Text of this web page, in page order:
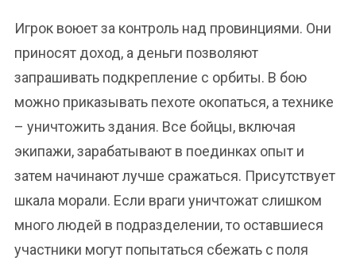
Игрок воюет за контроль над провинциями. Они
приносят доход, а деньги позволяют
запрашивать подкрепление с орбиты. В бою
можно приказывать пехоте окопаться, а технике
– уничтожить здания. Все бойцы, включая
экипажи, зарабатывают в поединках опыт и
затем начинают лучше сражаться. Присутствует
шкала морали. Если враги уничтожат слишком
много людей в подразделении, то оставшиеся
участники могут попытаться сбежать с поля